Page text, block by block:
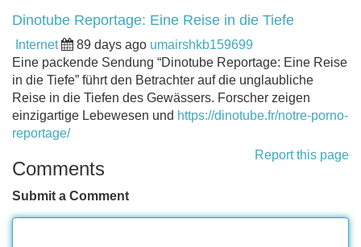
Dinotube Reportage: Eine Reise in die Tiefe
Internet 89 days ago umairshkb159699
Eine packende Sendung “Dinotube Reportage: Eine Reise
in die Tiefe” führt den Betrachter auf die unglaubliche
Reise in die Tiefen des Gewässers. Forscher zeigen
einzigartige Lebewesen und https://dinotube.fr/notre-porno-
reportage/
Report this page
Comments
Submit a Comment